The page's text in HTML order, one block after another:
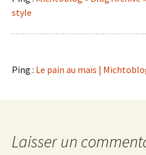
style
Ping : Le pain au maïs |
Laisser un